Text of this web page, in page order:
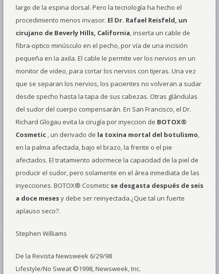
largo de la espina dorsal. Pero la tecnología ha hecho el
procedimiento menos invasor. El Dr. Rafael Reisfeld, un
cirujano de Beverly Hills, California, inserta un cable de
fibra-optico minúsculo en el pecho, por vía de una incisión
pequeña en la axila. El cable le permite ver los nervios en un
monitor de video, para cortar los nervios con tijeras. Una vez
que se separan los nervios, los pacientes no volveran a sudar
desde specho hasta la tapa de sus cabezas. Otras glándulas
del sudor del cuerpo compensarán. En San Francisco, el Dr.
Richard Glogau evita la cirugía por inyeccion de BOTOX®
Cosmetic , un derivado de la toxina mortal del botulismo,
en la palma afectada, bajo el brazo, la frente o el pie
afectados. El tratamiento adormece la capacidad de la piel de
producir el sudor, pero solamente en el área inmediata de las
inyecciones. BOTOX® Cosmetic se desgasta después de seis
a doce mesesy debe ser reinyectada.¿Que tal un fuerte
aplauso seco?.
Stephen Williams
De la Revista Newsweek 6/29/98
Lifestyle/No Sweat ©1998, Newsweek, Inc.